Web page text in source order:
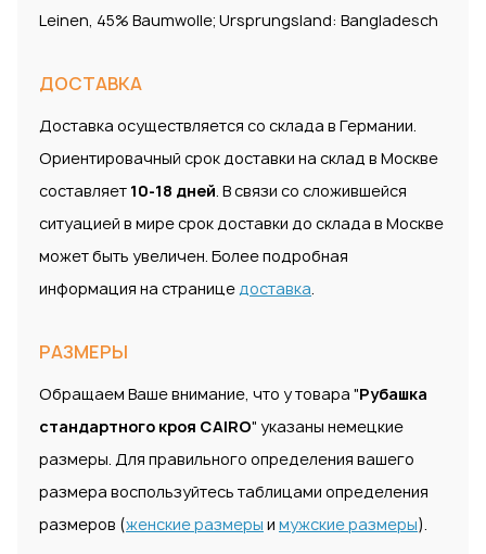
Leinen, 45% Baumwolle; Ursprungsland: Bangladesch
ДОСТАВКА
Доставка осуществляется со склада в Германии.
Ориентировачный срок доставки на склад в Москве
составляет 10-18 дней. В связи со сложившейся
ситуацией в мире срок доставки до склада в Москве
может быть увеличен. Более подробная
информация на страницедоставка.
РАЗМЕРЫ
Обращаем Ваше внимание, что у товара "Рубашка
стандартного кроя CAIRO" указаны немецкие
размеры. Для правильного определения вашего
размера воспользуйтесь таблицами определения
размеров (женские размеры и мужские размеры).